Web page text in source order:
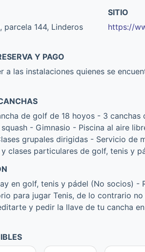
parcela 144, Linderos
SITIO
https://
Y PAGO
a las instalaciones quienes se
de golf de 18 hoyos - 3
- Gimnasio - Piscina al aire
grupales dirigidas - Servicio de
clases particulares de golf, tenis y
en golf, tenis y pádel (No socios) -
para jugar Tenis, de lo contrario
y pedir la llave de tu cancha